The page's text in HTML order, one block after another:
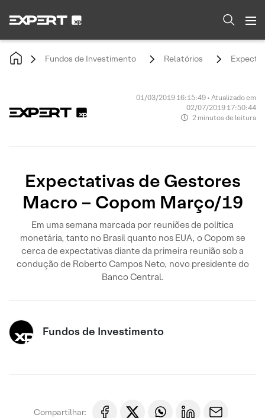
Fundos de Investimento Relatórios
01/03/2019 16:15:49 • Atualizado em
02/07/2019 17:50:44
2 minutos de leitura
Expectativas de Gestores
Macro – Copom Março/19
Em uma semana marcada por reuniões de política
monetária, tanto no Brasil quanto nos EUA, o Copom se
cerca de expectativas diante da primeira reunião sob a
condução de Roberto Campos Neto, novo presidente do
Banco Central.
Fundos de Investimento
Compartilhar: